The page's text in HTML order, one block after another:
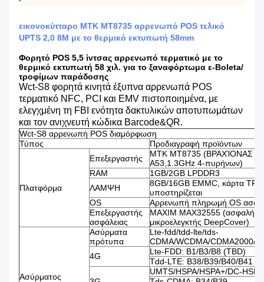
εικονοκύτταρο MTK MT8735 αρρενωπό POS τελικό
UPTS 2,0 8M με το θερμικό εκτυπωτή 58mm
Φορητό POS 5,5 ίντσας αρρενωπό τερματικό με το
θερμικό εκτυπωτή 58 χιλ. για το ξαναφόρτωμα ε-Boleta/
τροφίμων παράδοσης
Wct-S8 φορητά κινητά έξυπνα αρρενωπά POS
τερματικό NFC, PCI και EMV πιστοποιημένα, με
ελεγχμένη τη FBI ενότητα δακτυλικών αποτυπωμάτων
και τον ανιχνευτή κώδικα Barcode&QR.
Wct-S8 αρρενωπή POS διαμόρφωση
Τύπος
Προδιαγραφή προϊόντων
Πλατφόρμα
Επεξεργαστής
MTK MT8735 (ΒΡΑΧΊΟΝΑΣ
A53,1.3GHz 4-πυρήνων)
RAM
1GB/2GB LPDDR3
ΛΑΜΨΗ
8GB/16GB EMMC, κάρτα TF
υποστηρίζεται
OS
Αρρενωπή πληρωμή OS
Επεξεργαστής
ασφάλειας
MAXIM MAX32555 (ασφαλής
μικροελεγκτής DeepCover)
Ασύρματος
Ασύρματα
πρότυπα
Lte-fdd/tdd-lte/tds-
CDMA/WCDMA/CDMA2000/
4G
Lte-FDD: B1/B3/B8 (TBD)
Tdd-LTE: B38/B39/B40/B41
UMTS/HSPA/HSPA+/DC-